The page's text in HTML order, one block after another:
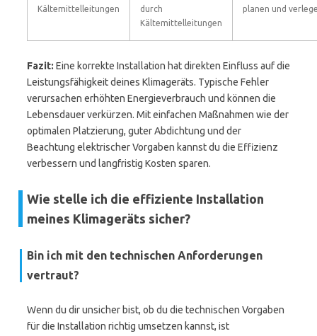
Kältemittelleitungen
durch
Kältemittelleitungen
planen und
Fazit: Eine korrekte Installation hat direkten Einfluss auf die
Leistungsfähigkeit deines Klimageräts. Typische Fehler
verursachen erhöhten Energieverbrauch und können die
Lebensdauer verkürzen. Mit einfachen Maßnahmen wie der
optimalen Platzierung, guter Abdichtung und der
Beachtung elektrischer Vorgaben kannst du die Effizienz
verbessern und langfristig Kosten sparen.
Wie stelle ich die effiziente Installation
meines Klimageräts sicher?
Bin ich mit den technischen Anforderungen
vertraut?
Wenn du dir unsicher bist, ob du die technischen Vorgaben
für die Installation richtig umsetzen kannst, ist